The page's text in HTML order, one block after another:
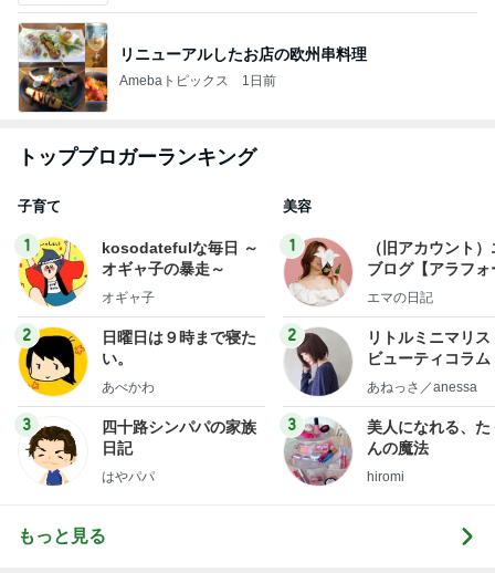
リニューアルしたお店の欧州串料理
Amebaトピックス 1日前
トップブロガーランキング
子育て
1
kosodatefulな毎日 ～
オギャ子の暴走～
オギャ子
2
日曜日は９時まで寝た
い。
あべかわ
3
四十路シンパパの家族
日記
はやパパ
美容
1
（旧アカウント
ブログ【アラフォ
社売却セカンドラ
エマの日記
2
リトルミニマリス
ビューティコラ
little
あねっさ／anessa
3
美人になれる、た
んの魔法
hiromi
もっと見る